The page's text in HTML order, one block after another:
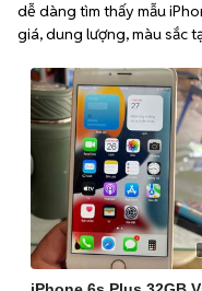
dễ dàng tìm thấy mẫu
giá, dung lượng, màu sắc